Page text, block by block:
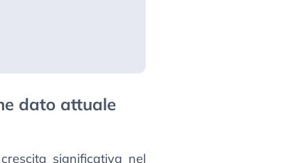
dato attuale
significativa nel